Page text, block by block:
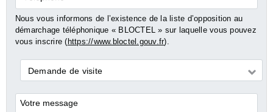
Nous vous informons de l’existence de la liste d’opposition au
démarchage téléphonique « BLOCTEL » sur laquelle vous pouvez
vous inscrire ( https://www.bloctel.gouv.fr).
Demande
*
Demande de visite
Commentaires